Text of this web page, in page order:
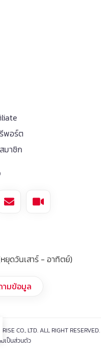
พอร์ต
มาชิก
ยุดวันเสาร์ - อาทิตย์)
มข้อมูล
CO., LTD. ALL RIGHT RESERVED.
เป็นส่วนตัว